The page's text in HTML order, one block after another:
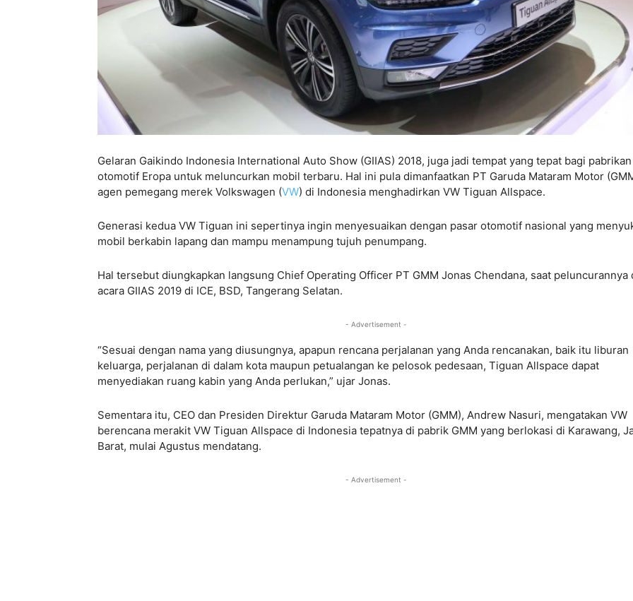
Gelaran Gaikindo Indonesia International Auto Show (GIIAS) 2018, juga jadi tempat yang tepat bagi pabrikan
otomotif Eropa untuk meluncurkan mobil terbaru. Hal ini pula dimanfaatkan PT Garuda Mataram Motor
agen pemegang merek Volkswagen (VW) di Indonesia menghadirkan VW Tiguan Allspace.
Generasi kedua VW Tiguan ini sepertinya ingin menyesuaikan dengan pasar otomotif nasional yang
mobil berkabin lapang dan mampu menampung tujuh penumpang.
Hal tersebut diungkapkan langsung Chief Operating Officer PT GMM Jonas Chendana, saat peluncurannya
acara GIIAS 2019 di ICE, BSD, Tangerang Selatan.
- Advertisement -
“Sesuai dengan nama yang diusungnya, apapun rencana perjalanan yang Anda rencanakan, baik itu liburan
keluarga, perjalanan di dalam kota maupun petualangan ke pelosok pedesaan, Tiguan Allspace dapat
menyediakan ruang kabin yang Anda perlukan,” ujar Jonas.
Sementara itu, CEO dan Presiden Direktur Garuda Mataram Motor (GMM), Andrew Nasuri, mengatakan VW
berencana merakit VW Tiguan Allspace di Indonesia tepatnya di pabrik GMM yang berlokasi di Karawang,
Barat, mulai Agustus mendatang.
- Advertisement -